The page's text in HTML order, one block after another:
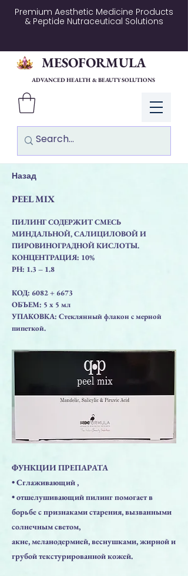
Premium Aesthetic Medicine Products
& Peptide Nutraceutical Solutions
Log In
MESOFORMULA
ADVANCED HEALTH & BEAUTY SOLUTIONS
Назад
PEEL MIX
ПИЛИНГ СОДЕРЖИТ СМЕСЬ
МИНДАЛЬНОЙ, САЛИЦИЛОВОЙ И
ПИРОВИНОГРАДНОЙ КИСЛОТЫ.
КОНЦЕНТРАЦИЯ: 10%
PH: 1.3 – 1.8
КОД: 6082 + 6673
ОБЪЕМ: 5 x 5 мл
УПАКОВКА: Стеклянный флакон с мерной
пипеткой.
ФУНКЦИИ ПРЕПАРАТА
• Сглаживающий ,
• отшелушивающий пилинг помогает в
борьбе с признаками старения, вызванными
солнечным светом,
акне, меланодермией, веснушками, жирной и
грубой текстурированной кожей.